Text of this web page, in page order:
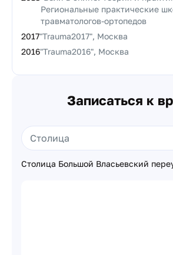
Региональные практические
травматологов-ортопедов
2017"Trauma2017", Москва
2016"Trauma2016", Москва
Записаться к
Столица Большой Власьевский